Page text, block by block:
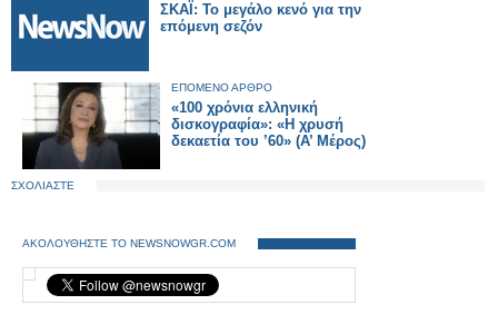
ΣΚΑΪ: Το μεγάλο κενό για την
επόμενη σεζόν
ΕΠΟΜΕΝΟ ΑΡΘΡΟ
«100 χρόνια ελληνική
δισκογραφία»: «Η χρυσή
δεκαετία του ’60» (Α’ Μέρος)
ΣΧΟΛΙΑΣΤΕ
ΑΚΟΛΟΥΘΗΣΤΕ ΤΟ NEWSNOWGR.COM